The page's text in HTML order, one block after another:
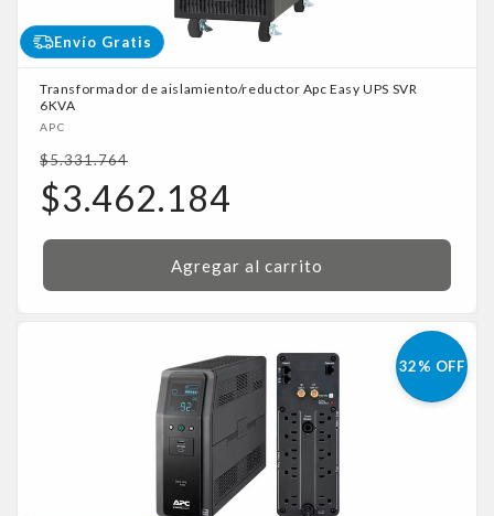
Envío Gratis
Transformador de aislamiento/reductor Apc Easy UPS SVR
6KVA
Proveedor:
APC
Precio
habitual
$5.331.764
Precio
de
oferta
$3.462.184
Agregar al carrito
32% OFF